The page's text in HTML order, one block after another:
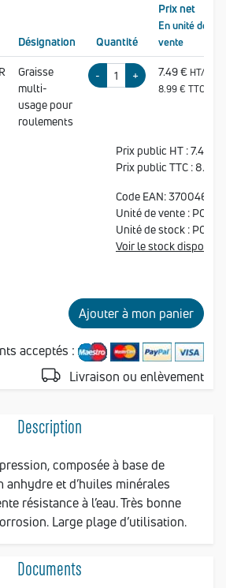
Désignation Quantité
Prix net
En unité de
vente
Graisse
multi-
usage pour
roulements
- + 7.49 € HT/PCE
8.99 € TTC/PCE
Prix public HT :7.49 €
Prix public TTC :8.99 €
Code EAN:
Unité de vente : PCE
Unité de stock : PCE
Voir le stock
Ajouter à mon panier
acceptés :
Livraison ou enlèvement
Description
composée à base de
anhydre et d’huiles minérales
résistance à l’eau. Très bonne
Large plage d’utilisation.
Documents